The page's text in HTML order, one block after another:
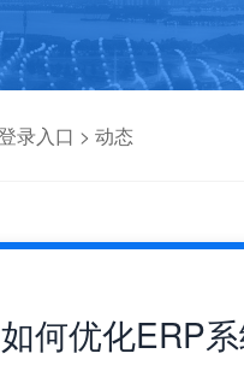
录入口 > 动态
如何优化ERP